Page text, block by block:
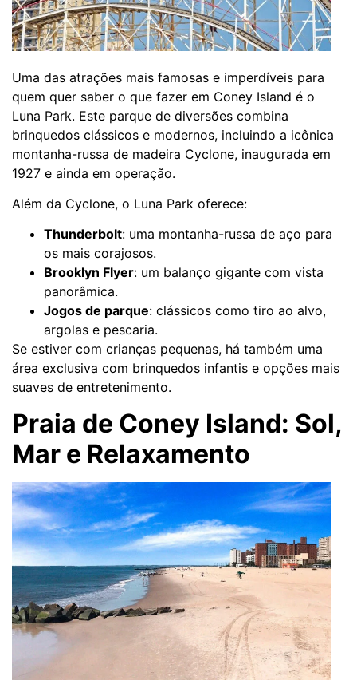
Uma das atrações mais famosas e imperdíveis para
quem quer saber o que fazer em Coney Island é o
Luna Park. Este parque de diversões combina
brinquedos clássicos e modernos, incluindo a icônica
montanha-russa de madeira Cyclone, inaugurada em
1927 e ainda em operação.
Além da Cyclone, o Luna Park oferece:
Thunderbolt: uma montanha-russa de aço para
os mais corajosos.
Brooklyn Flyer: um balanço gigante com vista
panorâmica.
Jogos de parque: clássicos como tiro ao alvo,
argolas e pescaria.
Se estiver com crianças pequenas, há também uma
área exclusiva com brinquedos infantis e opções mais
suaves de entretenimento.
Praia de Coney Island: Sol,
Mar e Relaxamento